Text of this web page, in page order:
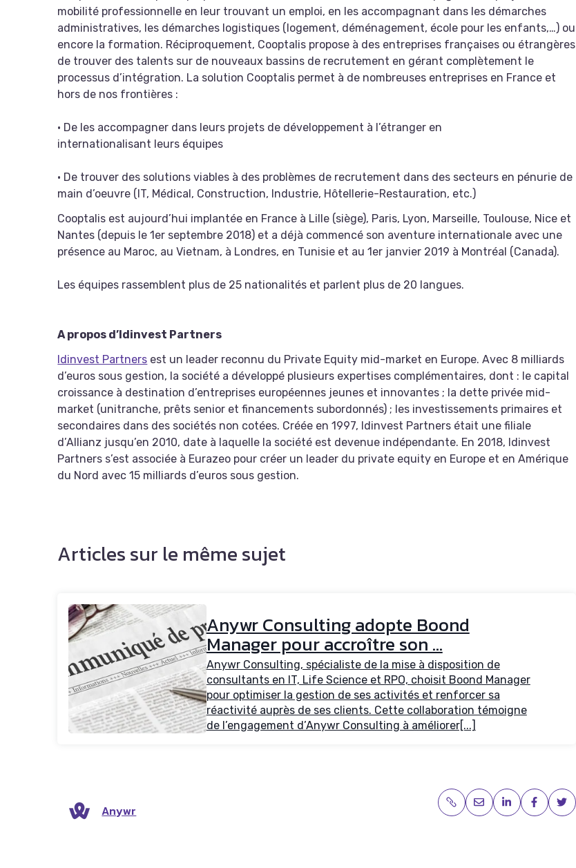
mobilité professionnelle en leur trouvant un emploi, en les accompagnant dans les démarches
administratives, les démarches logistiques (logement, déménagement, école pour les enfants,…) ou
encore la formation. Réciproquement, Cooptalis propose à des entreprises françaises ou étrangères
de trouver des talents sur de nouveaux bassins de recrutement en gérant complètement le
processus d’intégration. La solution Cooptalis permet à de nombreuses entreprises en France et
hors de nos frontières :
• De les accompagner dans leurs projets de développement à l’étranger en
internationalisant leurs équipes
• De trouver des solutions viables à des problèmes de recrutement dans des secteurs en pénurie de
main d’oeuvre (IT, Médical, Construction, Industrie, Hôtellerie-Restauration, etc.)
Cooptalis est aujourd’hui implantée en France à Lille (siège), Paris, Lyon, Marseille, Toulouse, Nice et
Nantes (depuis le 1er septembre 2018) et a déjà commencé son aventure internationale avec une
présence au Maroc, au Vietnam, à Londres, en Tunisie et au 1er janvier 2019 à Montréal (Canada).
Les équipes rassemblent plus de 25 nationalités et parlent plus de 20 langues.
A propos d’Idinvest Partners
Idinvest Partners est un leader reconnu du Private Equity mid-market en Europe. Avec 8 milliards
d’euros sous gestion, la société a développé plusieurs expertises complémentaires, dont : le capital
croissance à destination d’entreprises européennes jeunes et innovantes ; la dette privée mid-
market (unitranche, prêts senior et financements subordonnés) ; les investissements primaires et
secondaires dans des sociétés non cotées. Créée en 1997, Idinvest Partners était une filiale
d’Allianz jusqu’en 2010, date à laquelle la société est devenue indépendante. En 2018, Idinvest
Partners s’est associée à Eurazeo pour créer un leader du private equity en Europe et en Amérique
du Nord avec 15 milliards d’euros sous gestion.
Articles sur le même sujet
Anywr Consulting adopte Boond
Manager pour accroître son ...
Anywr Consulting, spécialiste de la mise à disposition de
consultants en IT, Life Science et RPO, choisit Boond Manager
pour optimiser la gestion de ses activités et renforcer sa
réactivité auprès de ses clients. Cette collaboration témoigne
de l’engagement d’Anywr Consulting à améliorer[...]
Anywr